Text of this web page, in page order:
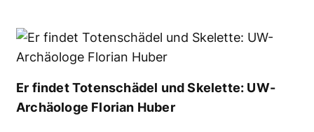
Er findet Totenschädel und Skelette: UW-
Archäologe Florian Huber